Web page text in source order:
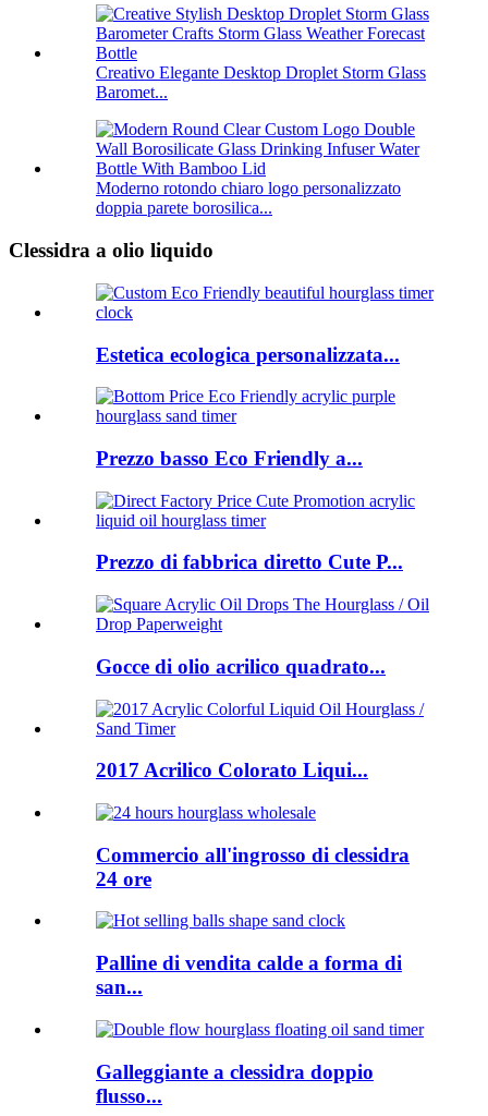
Creativo Elegante Desktop Droplet Storm Glass
Baromet...
Moderno rotondo chiaro logo personalizzato
doppia parete borosilica...
Clessidra a olio liquido
Estetica ecologica personalizzata...
Prezzo basso Eco Friendly a...
Prezzo di fabbrica diretto Cute P...
Gocce di olio acrilico quadrato...
2017 Acrilico Colorato Liqui...
Commercio all'ingrosso di clessidra
24 ore
Palline di vendita calde a forma di
san...
Galleggiante a clessidra doppio
flusso...